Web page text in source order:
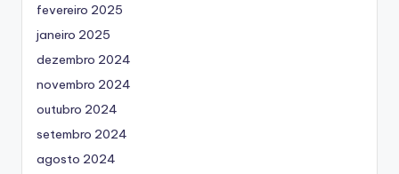
fevereiro 2025
janeiro 2025
dezembro 2024
novembro 2024
outubro 2024
setembro 2024
agosto 2024